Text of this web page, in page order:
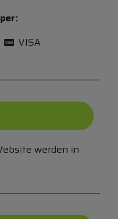
VISA
werden in